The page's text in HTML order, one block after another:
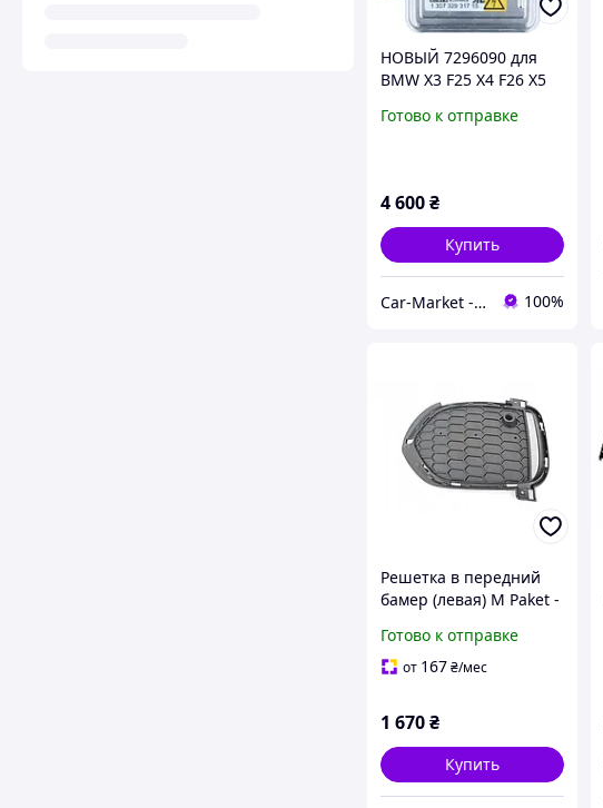
НОВЫЙ 7296090 для
BMW X3 F25 X4 F26 X5
X6M 7317408 Балласт
Готово к отправке
4 600₴
Купить
Car-Market - Авто-Свет 100%
Решетка в передний
бамер (левая) M Paket -
51118064635
Готово к отправке
от 167₴/мес
1 670₴
Купить